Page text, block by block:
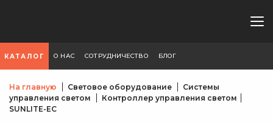
КАТАЛОГ О НАС СОТРУДНИЧЕСТВО БЛОГ
На главную Световое оборудование
Системы
управления светом
Контроллер управления светом
SUNLITE-EC